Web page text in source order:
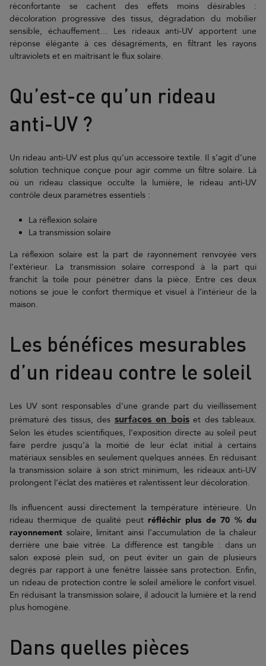
réconfortante se cachent des effets moins désirables :
décoloration progressive des tissus, dégradation du mobilier
sensible, échauffement… Les rideaux anti-UV apportent une
réponse élégante à ces désagréments, en filtrant les rayons
ultraviolets et en maîtrisant le flux solaire.
Qu’est-ce qu’un rideau
anti-UV ?
Un rideau anti-UV est plus qu’un accessoire textile. Il s’agit d’une
solution technique conçue pour agir comme un filtre solaire. Là
où un rideau classique occulte la lumière, le rideau anti-UV
contrôle deux paramètres essentiels :
La réflexion solaire
La transmission solaire
La réflexion solaire est la part de rayonnement renvoyée vers
l’extérieur. La transmission solaire correspond à la part qui
franchit la toile pour pénétrer dans la pièce. Entre ces deux
notions se joue le confort thermique et visuel à l’intérieur de la
maison.
Les bénéfices mesurables
d’un rideau contre le soleil
Les UV sont responsables d’une grande part du vieillissement
prématuré des tissus, des surfaces en boiset des tableaux.
Selon les études scientifiques, l’exposition directe au soleil peut
faire perdre jusqu’à la moitié de leur éclat initial à certains
matériaux sensibles en seulement quelques années. En réduisant
la transmission solaire à son strict minimum, les rideaux anti-UV
prolongent l’éclat des matières et ralentissent leur décoloration.
Ils influencent aussi directement la température intérieure. Un
rideau thermique de qualité peut réfléchir plus de 70 % du
rayonnement solaire, limitant ainsi l’accumulation de la chaleur
derrière une baie vitrée. La différence est tangible : dans un
salon exposé plein sud, on peut éviter un gain de plusieurs
degrés par rapport à une fenêtre laissée sans protection. Enfin,
un rideau de protection contre le soleil améliore le confort visuel.
En réduisant la transmission solaire, il adoucit la lumière et la rend
plus homogène.
Dans quelles pièces